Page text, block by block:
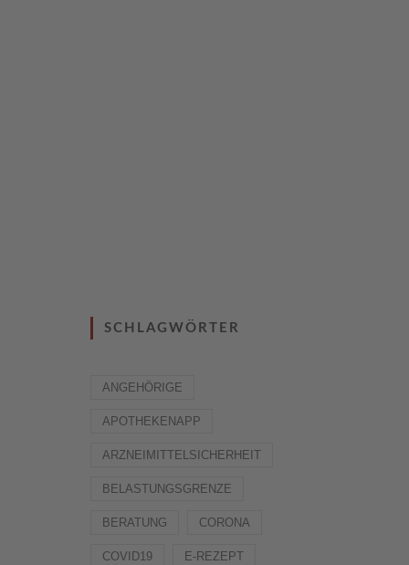
SCHLAGWÖRTER
ANGEHÖRIGE
APOTHEKENAPP
ARZNEIMITTELSICHERHEIT
BELASTUNGSGRENZE
BERATUNG CORONA
COVID19 E-REZEPT